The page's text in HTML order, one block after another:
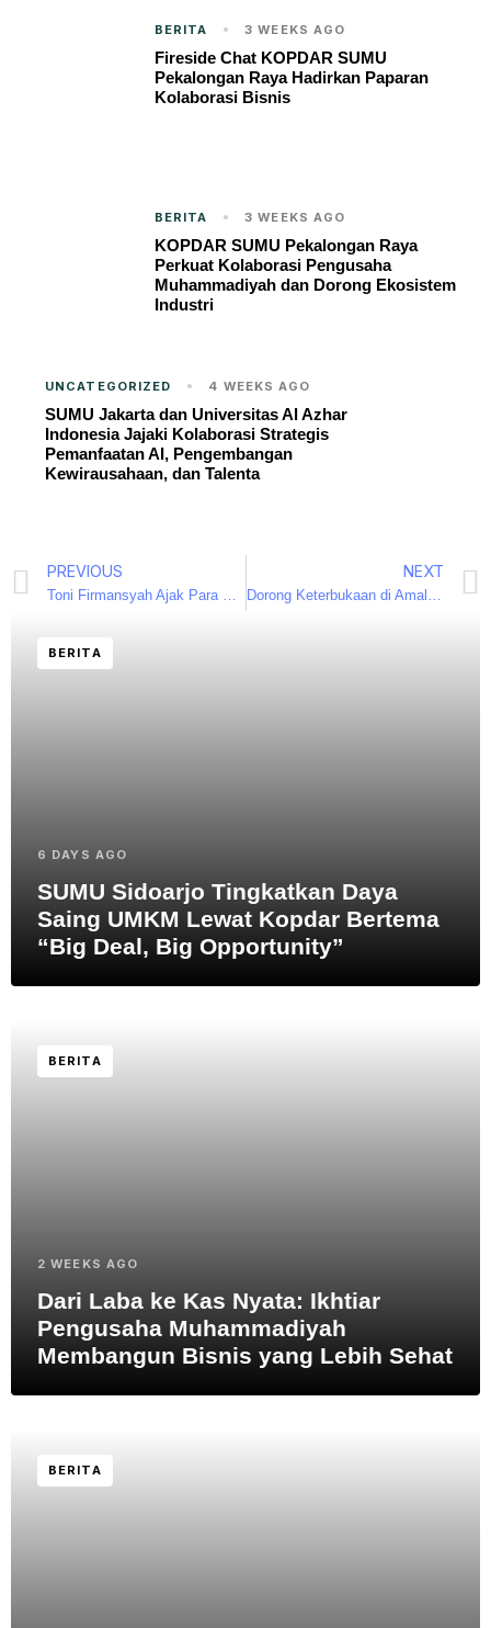
BERITA 3 WEEKS AGO
Fireside Chat KOPDAR SUMU
Pekalongan Raya Hadirkan Paparan
Kolaborasi Bisnis
BERITA 3 WEEKS AGO
KOPDAR SUMU Pekalongan Raya
Perkuat Kolaborasi Pengusaha
Muhammadiyah dan Dorong Ekosistem
Industri
UNCATEGORIZED 4 WEEKS AGO
SUMU Jakarta dan Universitas Al Azhar
Indonesia Jajaki Kolaborasi Strategis
Pemanfaatan AI, Pengembangan
Kewirausahaan, dan Talenta
PREVIOUS
Toni Firmansyah Ajak Para Pengusaha Berkolaborasi di Serikat Usaha Muhammadiyah
NEXT
Dorong Keterbukaan di Amal Usaha Muhammadiyah, Ketum PP Pemuda Muhammadiyah Sarankan Bentuk LKPP
BERITA
6 DAYS AGO
SUMU Sidoarjo Tingkatkan Daya
Saing UMKM Lewat Kopdar Bertema
“Big Deal, Big Opportunity”
BERITA
2 WEEKS AGO
Dari Laba ke Kas Nyata: Ikhtiar
Pengusaha Muhammadiyah
Membangun Bisnis yang Lebih Sehat
BERITA